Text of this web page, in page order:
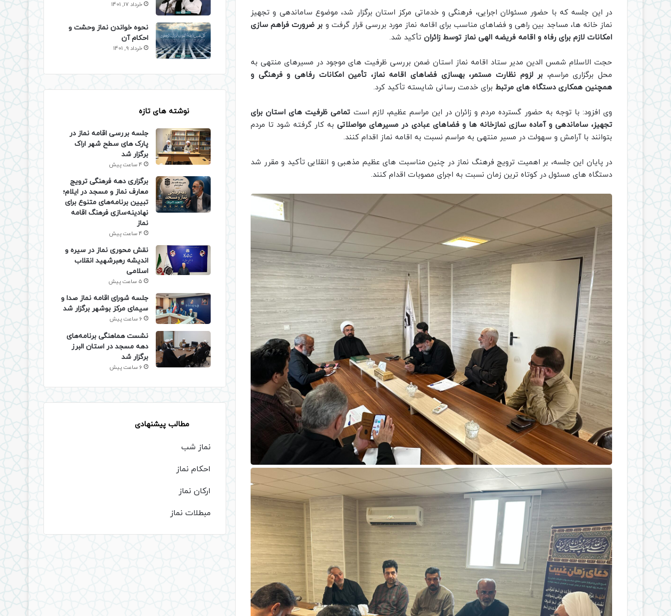
در این جلسه که با حضور مسئولان اجرایی، فرهنگی و خدماتی مرکز استان برگزار شد، موضوع ساماندهی و تجهیز
نماز خانه‌ ها، مساجد بین‌ راهی و فضاهای مناسب برای اقامه نماز مورد بررسی قرار گرفت و بر ضرورت فراهم‌ سازی
امکانات لازم برای رفاه و اقامه فریضه الهی نماز توسط زائران تأکید شد.
حجت الاسلام شمس الدین مدیر ستاد اقامه نماز استان ضمن بررسی ظرفیت‌ های موجود در مسیرهای منتهی به
محل برگزاری مراسم، بر لزوم نظارت مستمر، بهسازی فضاهای اقامه نماز، تأمین امکانات رفاهی و فرهنگی و
همچنین همکاری دستگاه‌ های مرتبط برای خدمت‌ رسانی شایسته تأکید کرد.
وی افزود: با توجه به حضور گسترده مردم و زائران در این مراسم عظیم، لازم است تمامی ظرفیت‌ های استان برای
تجهیز، ساماندهی و آماده‌ سازی نمازخانه‌ ها و فضاهای عبادی در مسیرهای مواصلاتیبه کار گرفته شود تا مردم
بتوانند با آرامش و سهولت در مسیر منتهی به مراسم نسبت به اقامه نماز اقدام کنند.
در پایان این جلسه، بر اهمیت ترویج فرهنگ نماز در چنین مناسبت‌ های عظیم مذهبی و انقلابی تأکید و مقرر شد
دستگاه‌ های مسئول در کوتاه‌ ترین زمان نسبت به اجرای مصوبات اقدام کنند.
خرداد 17, 1401
نحوه خواندن نماز وحشت و
احکام آن
خرداد 9, 1401
نوشته های تازه
جلسه بررسی اقامه نماز در
پارک های سطح شهر اراک
برگزار شد
4 ساعت پیش
برگزاری دهه فرهنگی ترویج
معارف نماز و مسجد در ایلام؛
تبیین برنامه‌های متنوع برای
نهادینه‌سازی فرهنگ اقامه
نماز
4 ساعت پیش
نقش محوری نماز در سیره و
اندیشه رهبرشهید انقلاب
اسلامی
5 ساعت پیش
جلسه شورای اقامه نماز صدا و
سیمای مرکز بوشهر برگزار شد
6 ساعت پیش
نشست هماهنگی برنامه‌های
دهه مسجد در استان البرز
برگزار شد
6 ساعت پیش
مطالب پیشنهادی
نماز شب
احکام نماز
ارکان نماز
مبطلات نماز